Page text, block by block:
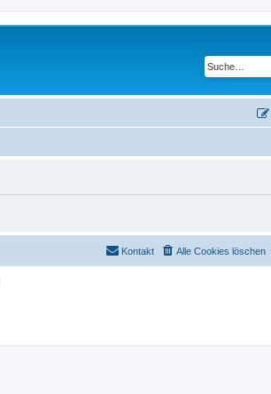
Alle Cookies löschen
Kontakt